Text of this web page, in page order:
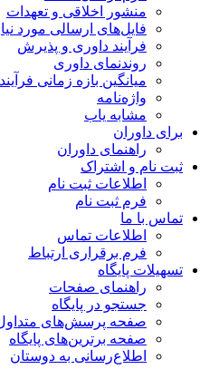
منشور اخلاقی و تعهدات
فایل‌های ارسالی مورد
فرآیند داوری و پذیرش
روندنمای داوری
میانگین بازه زمانی
واژه‌نامه
مشابه یاب
برای داوران
راهنمای داوران
ثبت نام و اشتراک
اطلاعات ثبت نام
فرم ثبت نام
تماس با ما
اطلاعات تماس
فرم برقراری ارتباط
تسهیلات پایگاه
راهنمای صفحات
جستجو در پایگاه
صفحه پرسش‌های
صفحه برترین‌های پایگاه
اطلاع‌رسانی به دوستان